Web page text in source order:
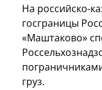
На российско-
госграницы
«Маштаково»
груз.